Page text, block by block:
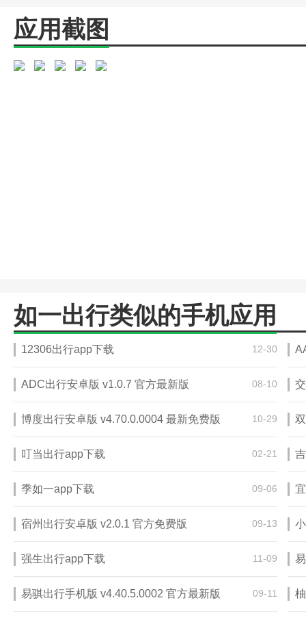
应用截图
如一出行类似的手机应用
12306出行app下载 12-30
ADC出行安卓版 v1.0.7 官方最新版 08-10
博度出行安卓版 v4.70.0.0004 最新免费版 10-29
叮当出行app下载 02-21
季如一app下载 09-06
宿州出行安卓版 v2.0.1 官方免费版 09-13
强生出行app下载 11-09
易骐出行手机版 v4.40.5.0002 官方最新版 09-11